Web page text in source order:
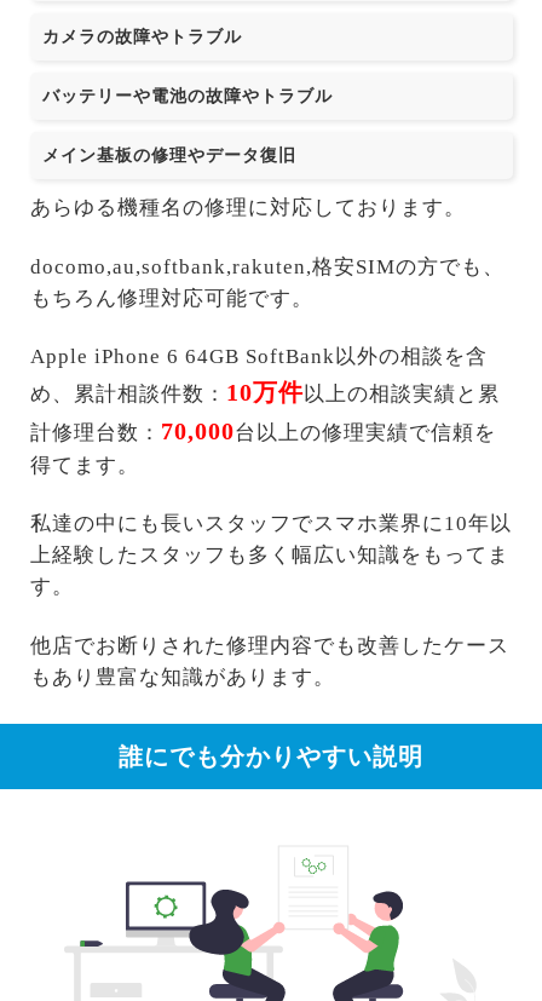
カメラの故障やトラブル
バッテリーや電池の故障やトラブル
メイン基板の修理やデータ復旧
あらゆる機種名の修理に対応しております。
docomo,au,softbank,rakuten,格安SIMの方でも、
もちろん修理対応可能です。
Apple iPhone 6 64GB SoftBank以外の相談を含
め、累計相談件数： 10万件以上の相談実績と累
計修理台数： 70,000台以上の修理実績で信頼を
得てます。
私達の中にも長いスタッフでスマホ業界に10年以
上経験したスタッフも多く幅広い知識をもってま
す。
他店でお断りされた修理内容でも改善したケース
もあり豊富な知識があります。
誰にでも分かりやすい説明